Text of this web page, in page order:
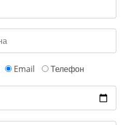
Email Телефон